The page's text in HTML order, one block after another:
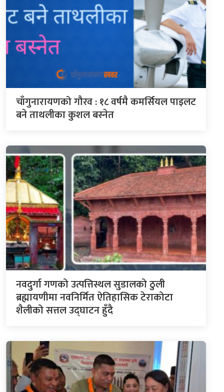
चाँगुनारायणको गौरव : १८ वर्षमै कमर्सियल पाइलट
बने ताथलीका कुशल बस्नेत
नवदुर्गा गणको उत्पत्तिस्थल सुडालको ठुली
ब्रह्मायणीमा नवनिर्मित ऐतिहासिक टेराकोटा
शैलीको सत्तल उद्घाटन हुँदै